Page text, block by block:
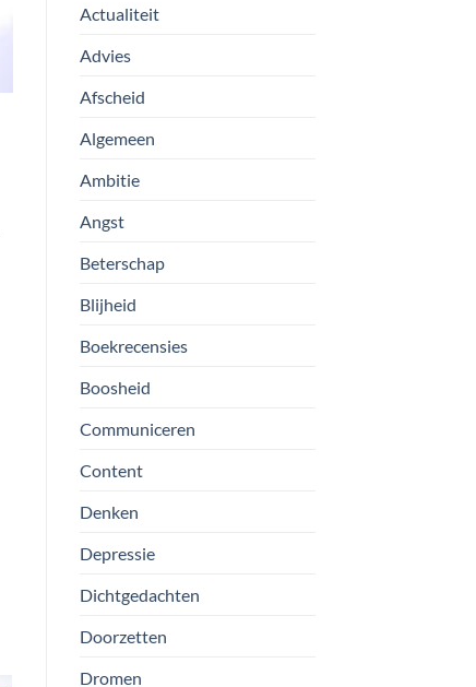
Actualiteit
Advies
Afscheid
Algemeen
Ambitie
Angst
Beterschap
Blijheid
Boekrecensies
Boosheid
Communiceren
Content
Denken
Depressie
Dichtgedachten
Doorzetten
Dromen